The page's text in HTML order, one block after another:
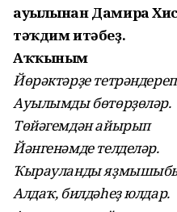
ауылынан Дамира
тәҡдим итәбеҙ.
Аҡҡыным
Йөрәктәрҙе
Ауылымды бөтөрҙөләр.
Төйәгемдән айырып
Йәнгенәмде телделәр.
Ҡырауланды
Алдаҡ, билдәһеҙ юлдар.